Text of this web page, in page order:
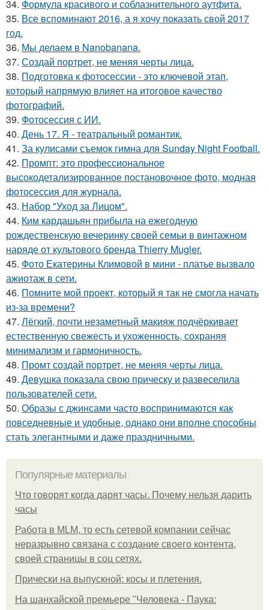
34. Формула красивого и соблазнительного аутфита.
35. Все вспоминают 2016, а я хочу показать свой 2017
год.
36. Мы делаем в Nanobanana.
37. Создай портрет, не меняя черты лица.
38. Подготовка к фотосессии - это ключевой этап,
который напрямую влияет на итоговое качество
фотографий.
39. Фотосессия с ИИ.
40. День 17. Я - театральный романтик.
41. За кулисами съемок гимна для Sunday Night Football.
42. Промпт: это профессиональное
высокодетализированное постановочное фото, модная
фотосессия для журнала.
43. Набор "Уход за Лицом".
44. Ким кардашьян прибыла на ежегодную
рождественскую вечеринку своей семьи в винтажном
наряде от культового бренда Thierry Mugler.
45. Фото Екатерины Климовой в мини - платье вызвало
ажиотаж в сети.
46. Помните мой проект, который я так не смогла начать
из-за времени?
47. Лёгкий, почти незаметный макияж подчёркивает
естественную свежесть и ухоженность, сохраняя
минимализм и гармоничность.
48. Промт создай портрет, не меняя черты лица.
49. Девушка показала свою прическу и развеселила
пользователей сети.
50. Образы с джинсами часто воспринимаются как
повседневные и удобные, однако они вполне способны
стать элегантными и даже праздничными.
Популярные материалы
Что говорят когда дарят часы. Почему нельзя дарить
часы
Работа в MLM, то есть сетевой компании сейчас
неразрывно связана с создание своего контента,
своей страницы в соц сетях.
Прически на выпускной: косы и плетения.
На шанхайской премьере "Человека - Паука: